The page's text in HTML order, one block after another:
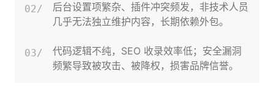
02/
后台设置项繁杂、插件冲突频发，非技术人员
几乎无法独立维护内容，长期依赖外包。
03/
代码逻辑不纯，SEO 收录效率低；安全漏洞
频繁导致被攻击、被降权，损害品牌信誉。